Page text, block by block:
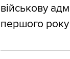
військову
першого